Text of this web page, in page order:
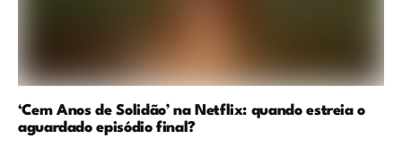
‘Cem Anos de Solidão’ na Netflix: quando estreia o
aguardado episódio final?